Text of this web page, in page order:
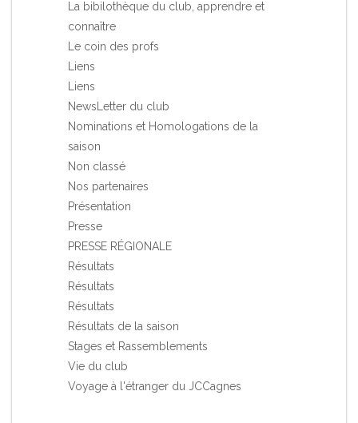
La bibilothèque du club, apprendre et
connaître
Le coin des profs
Liens
Liens
NewsLetter du club
Nominations et Homologations de la
saison
Non classé
Nos partenaires
Présentation
Presse
PRESSE RÉGIONALE
Résultats
Résultats
Résultats
Résultats de la saison
Stages et Rassemblements
Vie du club
Voyage à l'étranger du JCCagnes